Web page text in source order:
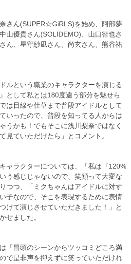
さん(SUPER☆GiRLS)を始め、阿部夢
山優貴さん(SOLIDEMO)、山口智也さ
ん、星守紗凪さん、尚玄さん、熊谷祐
ルという職業のキャラクターを演じる
として私とは180度違う部分を魅せら
は目線や仕草まで普段アイドルとして
いったので、普段を知ってる人からは
うかも！でもそこに浅川梨奈ではなく
見ていただけたら」とコメント。
ャラクターについては、「私は『120%
う感じじゃないので、笑顔って大変な
つつ、「ミクちゃんはアイドルに対す
子なので、そこを表現するために表情
けて演じさせていただきました！」と
せました。
「冒頭のシーンからツッコミどころ満
で是非声を抑えずに笑っていただけれ